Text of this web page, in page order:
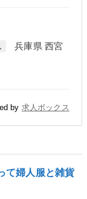
兵庫県 西宮
by 求人ボックス
て婦人服と雑貨